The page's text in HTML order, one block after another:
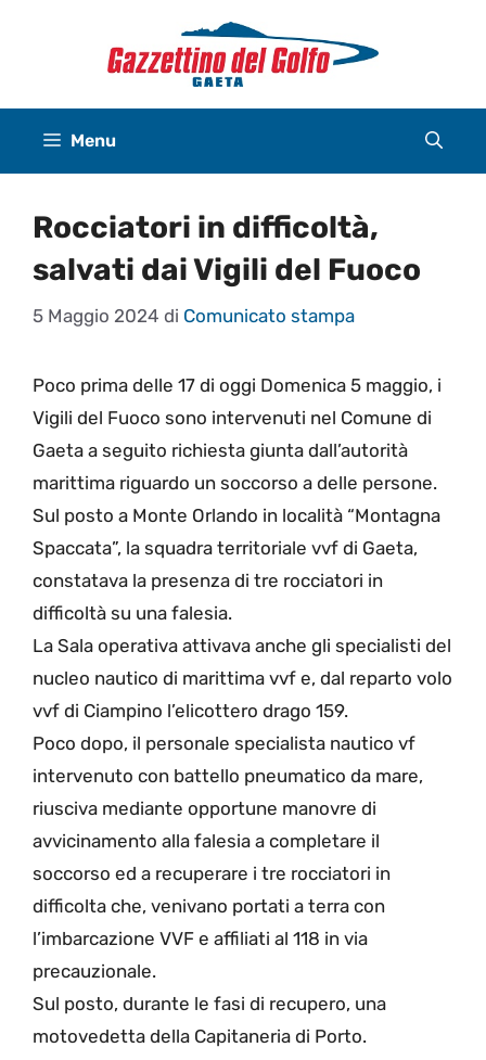
Menu
Rocciatori in difficoltà,
salvati dai Vigili del Fuoco
5 Maggio 2024 di Comunicato stampa
Poco prima delle 17 di oggi Domenica 5 maggio, i
Vigili del Fuoco sono intervenuti nel Comune di
Gaeta a seguito richiesta giunta dall’autorità
marittima riguardo un soccorso a delle persone.
Sul posto a Monte Orlando in località “Montagna
Spaccata”, la squadra territoriale vvf di Gaeta,
constatava la presenza di tre rocciatori in
difficoltà su una falesia.
La Sala operativa attivava anche gli specialisti del
nucleo nautico di marittima vvf e, dal reparto volo
vvf di Ciampino l’elicottero drago 159.
Poco dopo, il personale specialista nautico vf
intervenuto con battello pneumatico da mare,
riusciva mediante opportune manovre di
avvicinamento alla falesia a completare il
soccorso ed a recuperare i tre rocciatori in
difficolta che, venivano portati a terra con
l’imbarcazione VVF e affiliati al 118 in via
precauzionale.
Sul posto, durante le fasi di recupero, una
motovedetta della Capitaneria di Porto.